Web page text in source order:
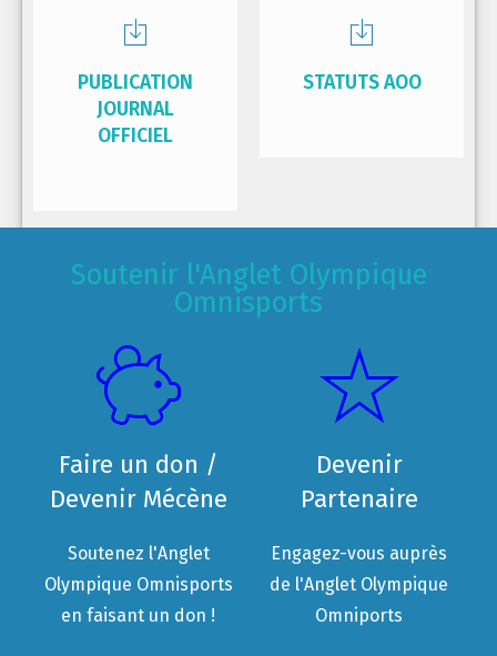
PUBLICATION
JOURNAL
OFFICIEL
STATUTS AOO
Soutenir l'Anglet Olympique
Omnisports
Faire un don /
Devenir Mécène
Soutenez l'Anglet
Olympique Omnisports
en faisant un don !
Devenir
Partenaire
Engagez-vous auprès
de l'Anglet Olympique
Omniports